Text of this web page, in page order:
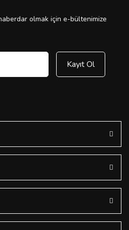
olmak için e-bültenimize
Kayıt Ol